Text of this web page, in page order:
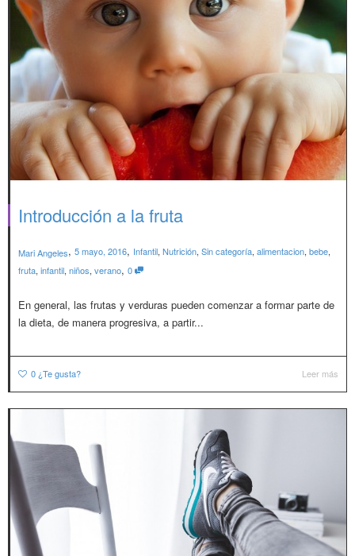
Introducción a la fruta
Mari Angeles, 5 mayo, 2016, Infantil, Nutrición, Sin categoría, alimentacion, bebe,
fruta, infantil, niños, verano, 0
En general, las frutas y verduras pueden comenzar a formar parte de
la dieta, de manera progresiva, a partir...
0 ¿Te gusta? Leer más